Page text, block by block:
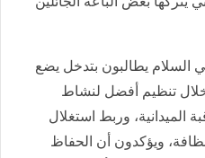
السلام يطالبون بتدخل يضع
تنظيم أفضل لنشاط
الميدانية، وربط استغلال
ويؤكدون أن الحفاظ